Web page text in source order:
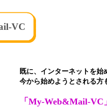
VC
既に、インターネットを始
今から始めようとされる方
「My-Web&Mail-VC